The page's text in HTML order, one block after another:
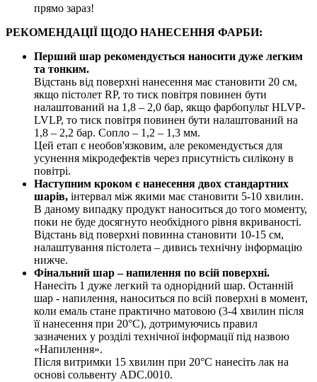
прямо зараз!
РЕКОМЕНДАЦІЇ ЩОДО НАНЕСЕННЯ ФАРБИ:
Перший шар рекомендується наносити дуже легким
та тонким.
Відстань від поверхні нанесення має становити 20 см,
якщо пістолет RP, то тиск повітря повинен бути
налаштований на 1,8 – 2,0 бар, якщо фарбопульт HLVP-
LVLP, то тиск повітря повинен бути налаштований на
1,8 – 2,2 бар. Сопло – 1,2 – 1,3 мм.
Цей етап є необов'язковим, але рекомендується для
усунення мікродефектів через присутність силікону в
повітрі.
Наступним кроком є нанесення двох стандартних
шарів, інтервал між якими має становити 5-10 хвилин.
В даному випадку продукт наноситься до того моменту,
поки не буде досягнуто необхідного рівня вкриваності.
Відстань від поверхні повинна становити 10-15 см,
налаштування пістолета – дивись технічну інформацію
нижче.
Фінальний шар – напилення по всій поверхні.
Нанесіть 1 дуже легкий та однорідний шар. Останній
шар - напилення, наноситься по всій поверхні в момент,
коли емаль стане практично матовою (3-4 хвилин після
її нанесення при 20°C), дотримуючись правил
зазначених у розділі технічної інформації під назвою
«Напилення».
Після витримки 15 хвилин при 20°C нанесіть лак на
основі сольвенту ADC.0010.